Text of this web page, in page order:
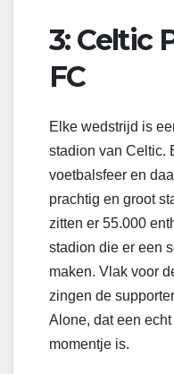
3: Celtic
FC
Elke wedstrijd is
stadion van Celtic.
voetbalsfeer en
prachtig en groot
zitten er 55.000
stadion die er een
maken. Vlak voor
zingen de
Alone, dat een
momentje is.